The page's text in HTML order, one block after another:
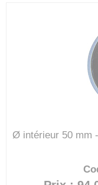
Ø intérieur 50 mm